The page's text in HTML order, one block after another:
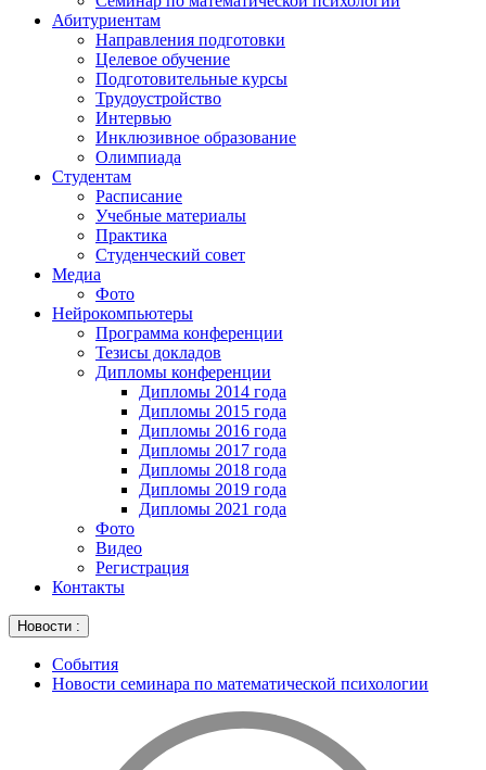
Абитуриентам
Направления подготовки
Целевое обучение
Подготовительные курсы
Трудоустройство
Интервью
Инклюзивное образование
Олимпиада
Студентам
Расписание
Учебные материалы
Практика
Студенческий совет
Медиа
Фото
Нейрокомпьютеры
Программа конференции
Тезисы докладов
Дипломы конференции
Дипломы 2014 года
Дипломы 2015 года
Дипломы 2016 года
Дипломы 2017 года
Дипломы 2018 года
Дипломы 2019 года
Дипломы 2021 года
Фото
Видео
Регистрация
Контакты
Новости :
События
Новости семинара по математической психологии